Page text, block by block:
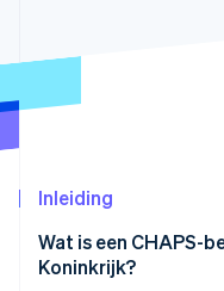
Climate
Inleiding
Wat is een CHAPS-
Koninkrijk?